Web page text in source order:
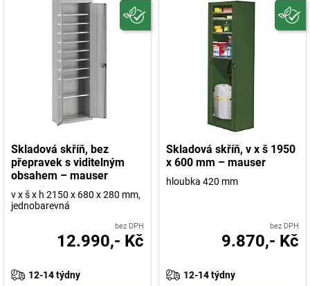
Skladová skříň, bez
přepravek s viditelným
obsahem – mauser
v x š x h 2150 x 680 x 280 mm,
jednobarevná
bez DPH
12.990,- Kč
12-14 týdny
Skladová skříň, v x š 1950
x 600 mm – mauser
hloubka 420 mm
bez DPH
9.870,- Kč
12-14 týdny